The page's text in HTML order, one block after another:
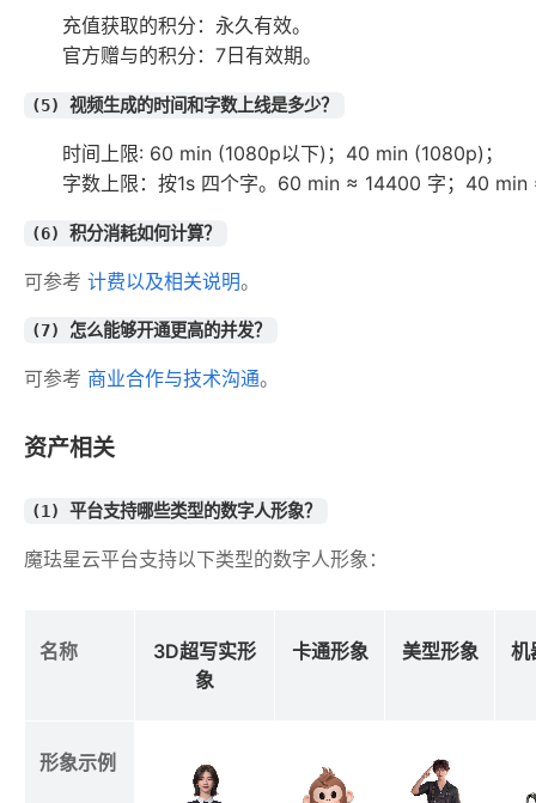
充值获取的积分：永久有效。
官方赠与的积分：7日有效期。
(5) 视频生成的时间和字数上线是多少？
时间上限: 60 min (1080p以下)；40 min (1080p)；
字数上限：按1s 四个字。60 min ≈ 14400 字；40
(6) 积分消耗如何计算？
可参考 计费以及相关说明。
(7) 怎么能够开通更高的并发？
可参考 商业合作与技术沟通。
资产相关
(1) 平台支持哪些类型的数字人形象？
魔珐星云平台支持以下类型的数字人形象：
名称
3D超写实形
象
卡通形象 美型形象 机
形象示例